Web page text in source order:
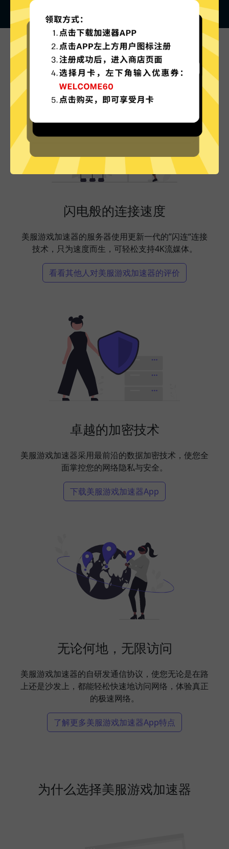
美服游戏加速器的特色
闪电般的连接速度
美服游戏加速器的服务器使用更新一代的”闪连“连接
技术，只为速度而生，可轻松支持4K流媒体。
看看其他人对美服游戏加速器的评价
卓越的加密技术
美服游戏加速器采用最前沿的数据加密技术，使您全
面掌控您的网络隐私与安全。
下载美服游戏加速器App
无论何地，无限访问
美服游戏加速器的自研发通信协议，使您无论是在路
上还是沙发上，都能轻松快速地访问网络，体验真正
的极速网络。
了解更多美服游戏加速器App特点
为什么选择美服游戏加速器